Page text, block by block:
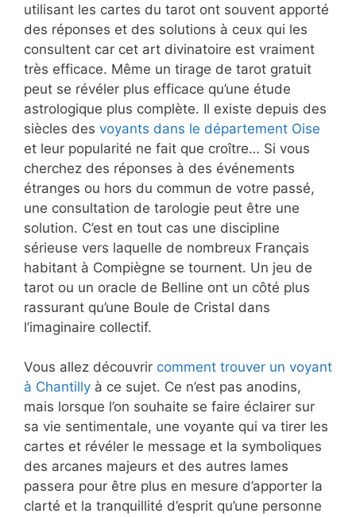
utilisant les cartes du tarot ont souvent apporté
des réponses et des solutions à ceux qui les
consultent car cet art divinatoire est vraiment
très efficace. Même un tirage de tarot gratuit
peut se révéler plus efficace qu’une étude
astrologique plus complète. Il existe depuis des
siècles des voyants dans le département Oise
et leur popularité ne fait que croître… Si vous
cherchez des réponses à des événements
étranges ou hors du commun de votre passé,
une consultation de tarologie peut être une
solution. C’est en tout cas une discipline
sérieuse vers laquelle de nombreux Français
habitant à Compiègne se tournent. Un jeu de
tarot ou un oracle de Belline ont un côté plus
rassurant qu’une Boule de Cristal dans
l’imaginaire collectif.
Vous allez découvrir comment trouver un voyant
à Chantilly à ce sujet. Ce n’est pas anodins,
mais lorsque l’on souhaite se faire éclairer sur
sa vie sentimentale, une voyante qui va tirer les
cartes et révéler le message et la symboliques
des arcanes majeurs et des autres lames
passera pour être plus en mesure d’apporter la
clarté et la tranquillité d’esprit qu’une personne